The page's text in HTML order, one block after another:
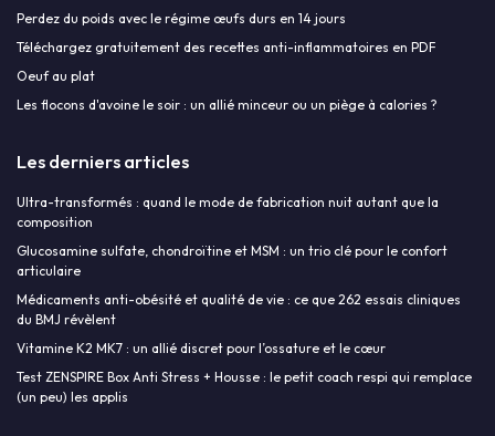
Perdez du poids avec le régime œufs durs en 14 jours
Téléchargez gratuitement des recettes anti-inflammatoires en PDF
Oeuf au plat
Les flocons d'avoine le soir : un allié minceur ou un piège à calories ?
Les derniers articles
Ultra-transformés : quand le mode de fabrication nuit autant que la
composition
Glucosamine sulfate, chondroïtine et MSM : un trio clé pour le confort
articulaire
Médicaments anti-obésité et qualité de vie : ce que 262 essais cliniques
du BMJ révèlent
Vitamine K2 MK7 : un allié discret pour l’ossature et le cœur
Test ZENSPIRE Box Anti Stress + Housse : le petit coach respi qui remplace
(un peu) les applis